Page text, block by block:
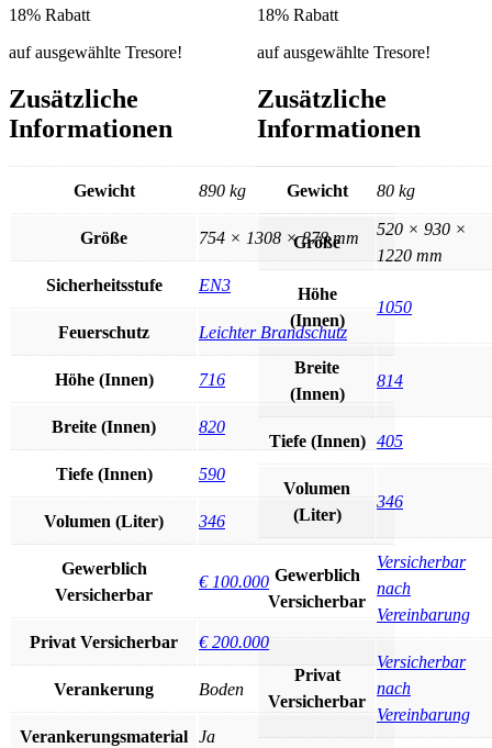
18% Rabatt
auf ausgewählte Tresore!
Zusätzliche
Informationen
Gewicht 890 kg
Größe 754 × 1308 × 878 mm
Sicherheitsstufe EN3
Feuerschutz Leichter Brandschutz
Höhe (Innen) 716
Breite (Innen) 820
Tiefe (Innen) 590
Volumen (Liter) 346
Gewerblich
Versicherbar
€ 100.000
Privat Versicherbar € 200.000
Verankerung Boden
Verankerungsmaterial Ja
18% Rabatt
auf ausgewählte Tresore!
Zusätzliche
Informationen
Gewicht 80 kg
Größe
520 × 930 ×
1220 mm
Höhe
(Innen)
1050
Breite
(Innen)
814
Tiefe (Innen) 405
Volumen
(Liter)
346
Gewerblich
Versicherbar
Versicherbar
nach
Vereinbarung
Privat
Versicherbar
Versicherbar
nach
Vereinbarung